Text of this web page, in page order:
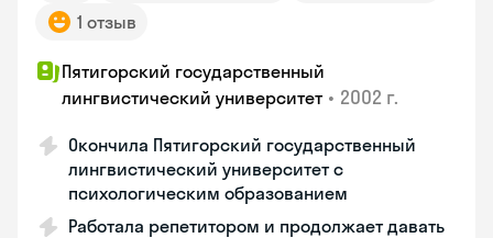
1 отзыв
Пятигорский государственный
лингвистический университет • 2002 г.
Окончила Пятигорский государственный
лингвистический университет с
психологическим образованием
Работала репетитором и продолжает давать